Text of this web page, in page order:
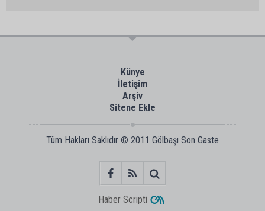
Künye
İletişim
Arşiv
Sitene Ekle
Tüm Hakları Saklıdır © 2011 Gölbaşı Son Gaste
Haber Scripti